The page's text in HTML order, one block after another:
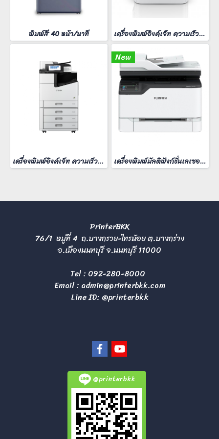
พิมพ์สี 40 หน้า/นาที เครื่องพิมพ์อิงค์เจ็ท ความเร็วสี 25 หน้า/นาที
เครื่องพิมพ์อิงค์เจ็ท ความเร็วสี 60 หน้า/นาที
New
เครื่องพิมพ์มัลติฟังก์ชั่นเลเซอร์สี FujiFilm ApeosPort C2410SD
PrinterBKK
76/1 หมู่ที่ 4 ถ.บางกรวย-ไทรน้อย ต.บางกร่าง
อ.เมืองนนทบุรี จ.นนทบุรี 11000
Tel : 092-280-8000
Email : admin@printerbkk.com
Line ID: @printerbkk
@printerbkk